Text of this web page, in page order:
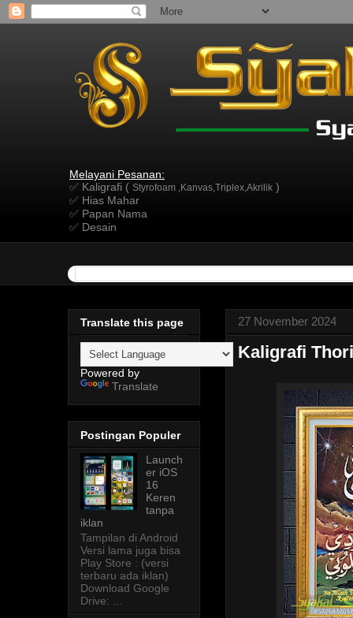
Melayani Pesanan:
✅ Kaligrafi ( Styrofoam ,Kanvas,Triplex,Akrilik )
✅ Hias Mahar
✅ Papan Nama
✅ Desain
27 November 2024
Kaligrafi
Translate this page
Powered by
Translate
Postingan Populer
Launch
er iOS
16
Keren
tanpa
iklan
Tampilan di Android
Versi lama juga bisa
Play Store : (versi
terbaru ada iklan)
Download Google
Drive: ...